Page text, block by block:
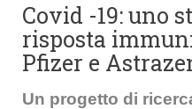
Covid -19: uno
risposta
Pfizer e
Un progetto di